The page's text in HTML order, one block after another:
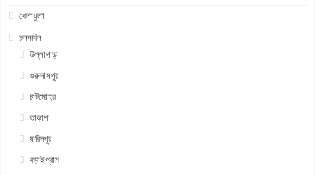
খেলাধুলা
চলনবিল
উল্লাপাড়া
গুরুদাসপুর
চাটমোহর
তাড়াশ
ফরিদপুর
বড়াইগ্রাম